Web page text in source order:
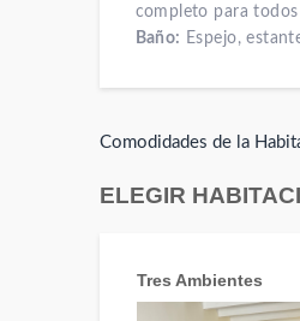
completo para todos
Baño: Espejo,
Comodidades de la
ELEGIR
Tres Ambientes